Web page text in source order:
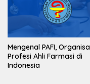
Mengenal PAFI,
Profesi Ahli Farmasi di
Indonesia